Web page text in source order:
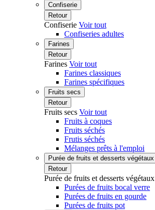
Confiserie
Retour
Confiserie Voir tout
Confiseries adultes
Farines
Retour
Farines Voir tout
Farines classiques
Farines spécifiques
Fruits secs
Retour
Fruits secs Voir tout
Fruits à coques
Fruits séchés
Frutis séchés
Mélanges prêts à l'emploi
Purée de fruits et desserts végétaux
Retour
Purée de fruits et desserts végétaux
Purées de fruits bocal verre
Purées de fruits en gourde
Purées de fruits pot